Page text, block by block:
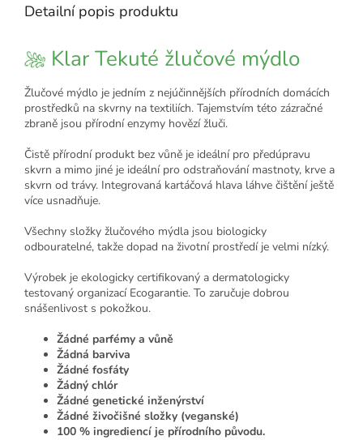
Detailní popis produktu
Klar Tekuté žlučové mýdlo
Žlučové mýdlo je jedním z nejúčinnějších přírodních domácích
prostředků na skvrny na textiliích. Tajemstvím této zázračné
zbraně jsou přírodní enzymy hovězí žluči.
Čistě přírodní produkt bez vůně je ideální pro předúpravu
skvrn a mimo jiné je ideální pro odstraňování mastnoty, krve a
skvrn od trávy. Integrovaná kartáčová hlava láhve čištění ještě
více usnadňuje.
Všechny složky žlučového mýdla jsou biologicky
odbouratelné, takže dopad na životní prostředí je velmi nízký.
Výrobek je ekologicky certifikovaný a dermatologicky
testovaný organizací Ecogarantie. To zaručuje dobrou
snášenlivost s pokožkou.
Žádné parfémy a vůně
Žádná barviva
Žádné fosfáty
Žádný chlór
Žádné genetické inženýrství
Žádné živočišné složky (veganské)
100 % ingrediencí je přírodního původu.